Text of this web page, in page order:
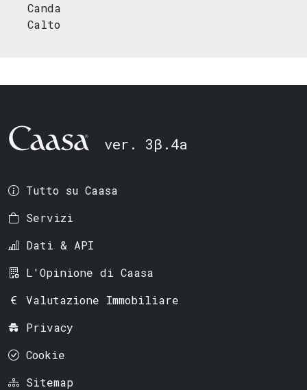
Canda
Calto
ver. 3β.4a
Tutto su Caasa
Servizi
Dati & API
L'Opinione di Caasa
Valutazione Immobiliare
Privacy
Cookie
Sitemap